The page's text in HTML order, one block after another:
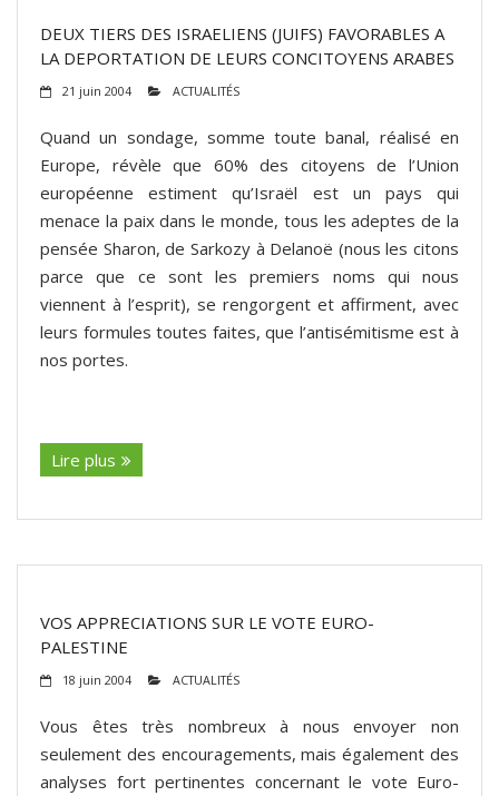
DEUX TIERS DES ISRAELIENS (JUIFS) FAVORABLES A
LA DEPORTATION DE LEURS CONCITOYENS ARABES
21 juin 2004 ACTUALITÉS
Quand un sondage, somme toute banal, réalisé en
Europe, révèle que 60% des citoyens de l’Union
européenne estiment qu’Israël est un pays qui
menace la paix dans le monde, tous les adeptes de la
pensée Sharon, de Sarkozy à Delanoë (nous les citons
parce que ce sont les premiers noms qui nous
viennent à l’esprit), se rengorgent et affirment, avec
leurs formules toutes faites, que l’antisémitisme est à
nos portes.
Lire plus
VOS APPRECIATIONS SUR LE VOTE EURO-
PALESTINE
18 juin 2004 ACTUALITÉS
Vous êtes très nombreux à nous envoyer non
seulement des encouragements, mais également des
analyses fort pertinentes concernant le vote Euro-